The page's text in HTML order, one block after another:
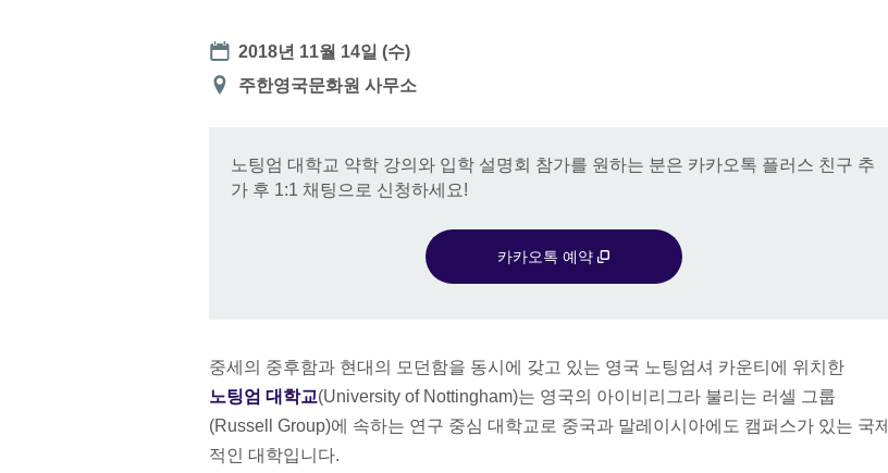
Date
2018년 11월 14일 (수)
장
주한영국문화원 사무소
노팅엄 대학교 약학 강의와 입학 설명회 참가를 원하는 분은 카카오톡 플러스 친구 추
가 후 1:1 채팅으로 신청하세요!
카카오톡 예약
중세의 중후함과 현대의 모던함을 동시에 갖고 있는 영국 노팅엄셔 카운티에 위치한
노팅엄 대학교(University of Nottingham)는 영국의 아이비리그라 불리는 러셀 그룹
(Russell Group)에 속하는 연구 중심 대학교로 중국과 말레이시아에도 캠퍼스가 있는 국제
적인 대학입니다.